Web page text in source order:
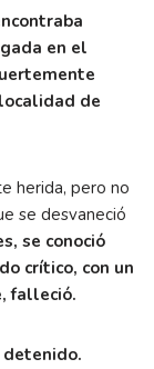
en el
de
herida, pero no
se desvaneció
se conoció
crítico, con un
falleció.
detenido.